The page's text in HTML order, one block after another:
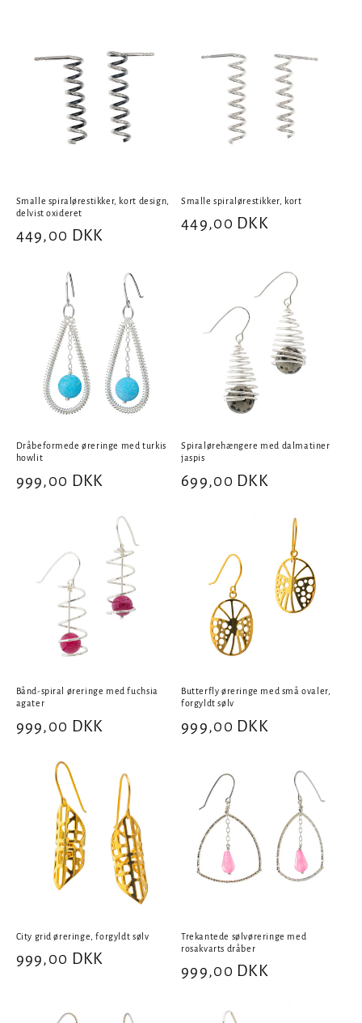
Smalle spiralørestikker, kort design,
delvist oxideret
Normalpris
449,00 DKK
Smalle spiralørestikker, kort
Normalpris
449,00 DKK
Dråbeformede øreringe med turkis
howlit
Normalpris
999,00 DKK
Spiralørehængere med dalmatiner
jaspis
Normalpris
699,00 DKK
Bånd-spiral øreringe med fuchsia
agater
Normalpris
999,00 DKK
Butterfly øreringe med små ovaler,
forgyldt sølv
Normalpris
999,00 DKK
City grid øreringe, forgyldt sølv
Normalpris
999,00 DKK
Trekantede sølvøreringe med
rosakvarts dråber
Normalpris
999,00 DKK